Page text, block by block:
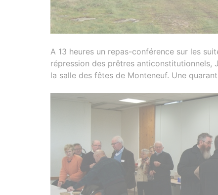
A 13 heures un repas-conférence sur les
répression des prêtres anticonstitutionnels,
la salle des fêtes de Monteneuf. Une